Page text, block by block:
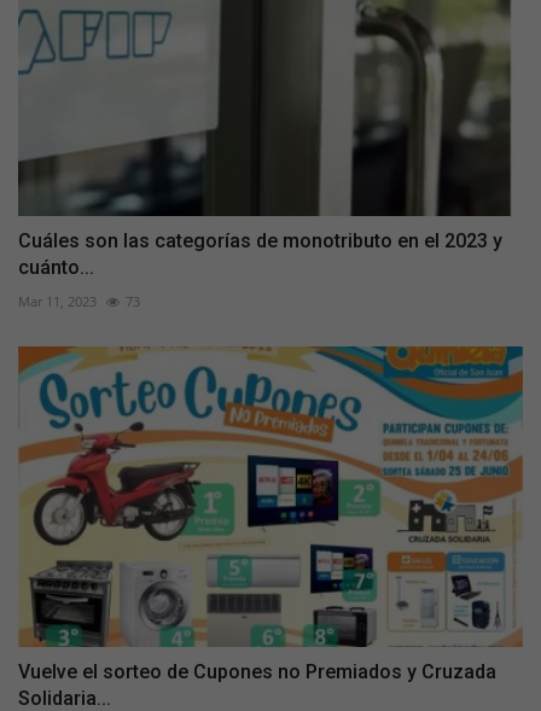
Cuáles son las categorías de monotributo en el 2023 y
cuánto...
Mar 11, 2023 73
Vuelve el sorteo de Cupones no Premiados y Cruzada
Solidaria...